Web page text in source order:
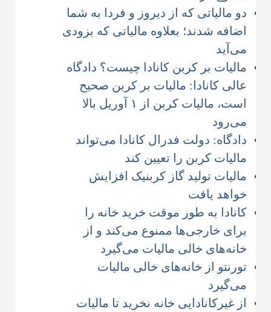
دو مالیاتی که از دیروز و فردا به شما
اضافه شدند؛ بعلاوه مالیاتی که بزودی
می‌آید
مالیات بر کربن کانادا چیست؟ دادگاه
عالی کانادا: مالیات بر کربن صحیح
است، مالیات کربن از ۱ آوریل بالا
می‌رود
دادگاه: دولت فدرال کانادا می‌تواند
مالیات کربن را تعیین کند
مالیات تولید گاز کربنیک افزایش
خواهد یافت
کانادا به طور موقت خرید خانه‌ را
برای خارجی‌ها ممنوع می‌کند و از
خانه‌های خالی مالیات می‌گیرد
تورنتو از خانه‌های خالی مالیات
می‌گیرد
از غیر‌کانادایی خانه نخرید تا مالیات